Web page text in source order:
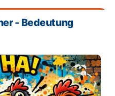
- Bedeutung